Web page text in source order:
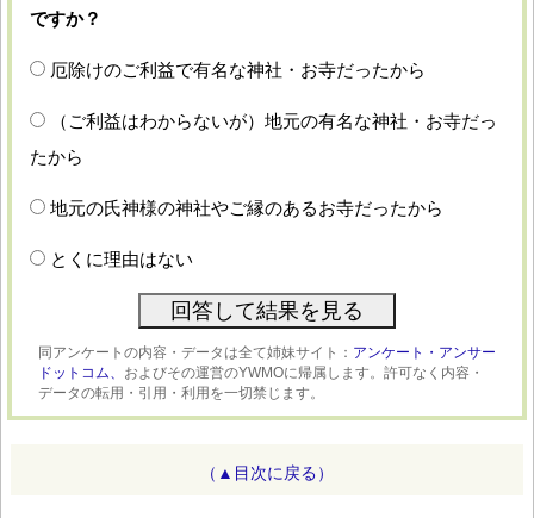
ですか？
厄除けのご利益で有名な神社・お寺だったから
（ご利益はわからないが）地元の有名な神社・お寺だっ
たから
地元の氏神様の神社やご縁のあるお寺だったから
とくに理由はない
同アンケートの内容・データは全て姉妹サイト： アンケート・アンサー
ドットコム、 およびその運営のYWMOに帰属します。許可なく内容・
データの転用・引用・利用を一切禁じます。
（▲目次に戻る）